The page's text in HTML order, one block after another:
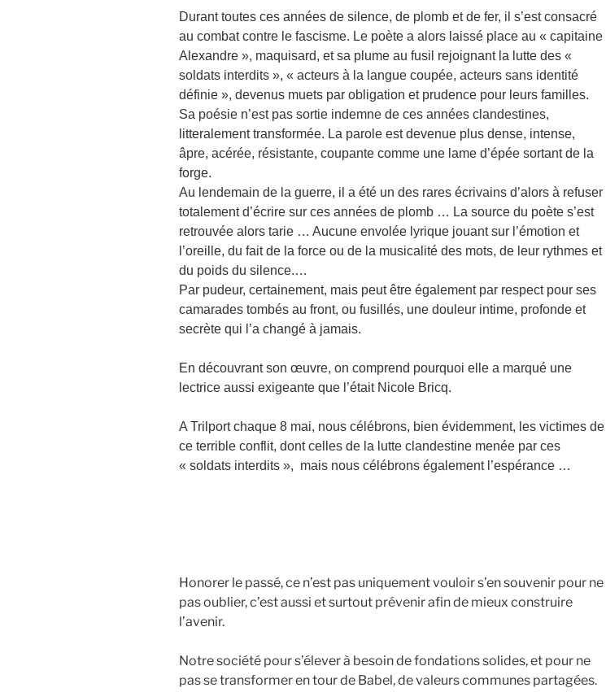
Durant toutes ces années de silence, de plomb et de fer, il s’est consacré
au combat contre le fascisme. Le poète a alors laissé place au « capitaine
Alexandre », maquisard, et sa plume au fusil rejoignant la lutte des «
soldats interdits », « acteurs à la langue coupée, acteurs sans identité
définie », devenus muets par obligation et prudence pour leurs familles.
Sa poésie n’est pas sortie indemne de ces années clandestines,
litteralement transformée. La parole est devenue plus dense, intense,
âpre, acérée, résistante, coupante comme une lame d’épée sortant de la
forge.
Au lendemain de la guerre, il a été un des rares écrivains d’alors à refuser
totalement d’écrire sur ces années de plomb … La source du poète s’est
retrouvée alors tarie … Aucune envolée lyrique jouant sur l’émotion et
l’oreille, du fait de la force ou de la musicalité des mots, de leur rythmes et
du poids du silence.…
Par pudeur, certainement, mais peut être également par respect pour ses
camarades tombés au front, ou fusillés, une douleur intime, profonde et
secrète qui l’a changé à jamais.
En découvrant son œuvre, on comprend pourquoi elle a marqué une
lectrice aussi exigeante que l’était Nicole Bricq.
A Trilport chaque 8 mai, nous célébrons, bien évidemment, les victimes de
ce terrible conflit, dont celles de la lutte clandestine menée par ces
« soldats interdits », mais nous célébrons également l’espérance …
Honorer le passé, ce n’est pas uniquement vouloir s’en souvenir pour ne
pas oublier, c’est aussi et surtout prévenir afin de mieux construire
l’avenir.
Notre société pour s’élever à besoin de fondations solides, et pour ne
pas se transformer en tour de Babel, de valeurs communes partagées.